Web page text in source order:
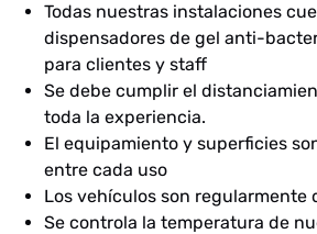
Todas nuestras instalaciones
dispensadores de gel anti-
para clientes y staff
Se debe cumplir el
toda la experiencia.
El equipamiento y superficies
entre cada uso
Los vehículos son regularmente
Se controla la temperatura de